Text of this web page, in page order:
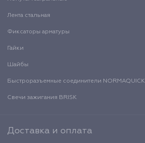
Лента стальная
Фиксаторы арматуры
Гайки
Шайбы
Быстроразъемные соединители NORMAQUICK
Свечи зажигания BRISK
Доставка и оплата